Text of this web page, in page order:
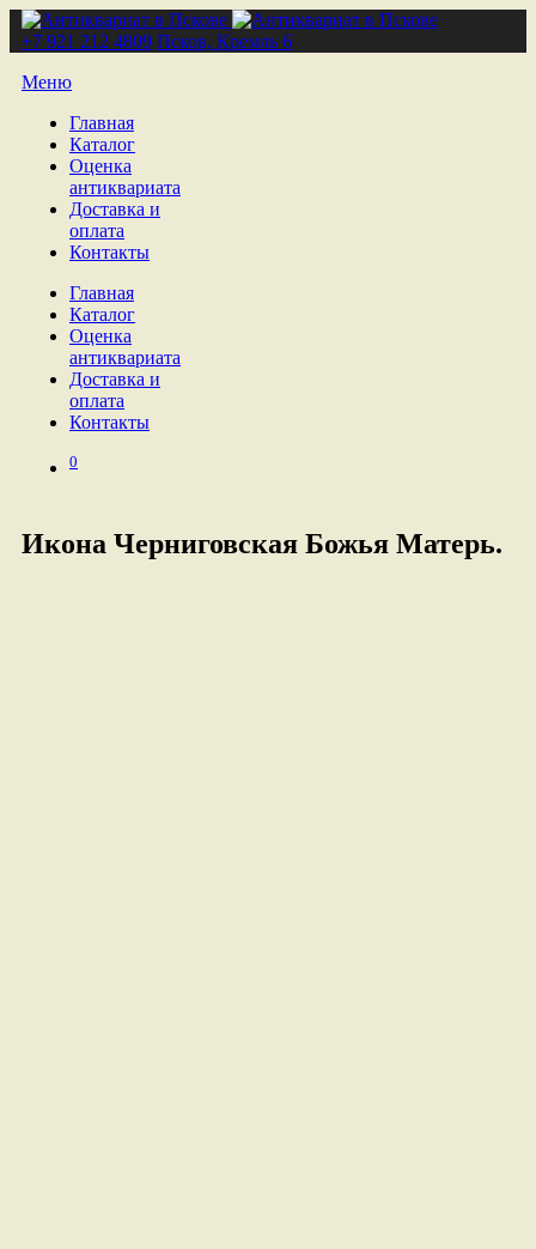
+7 921 212 4809 Псков, Кремль 6
Меню
Главная
Каталог
Оценка
антиквариата
Доставка и
оплата
Контакты
Главная
Каталог
Оценка
антиквариата
Доставка и
оплата
Контакты
0
Икона Черниговская Божья Матерь.